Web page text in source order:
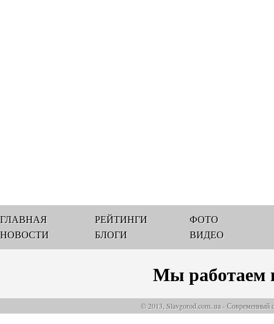
ГЛАВНАЯ
НОВОСТИ
РЕЙТИНГИ
БЛОГИ
ФОТО
ВИДЕО
Мы работаем
© 2013, Slavgorod.com..ua - Современный